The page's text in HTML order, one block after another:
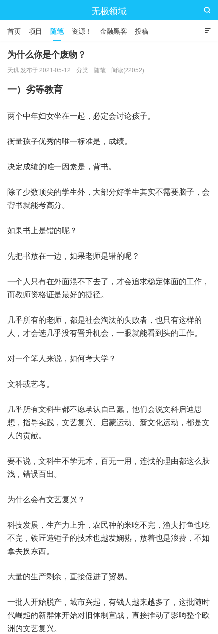
无极领域

首页 项目 随笔 资源！ 金融黑客 投稿

为什么你是个废物？
天玑 发布于 2021-05-12 分类： 随笔 阅读(22052)
一）劣等教育
两个中年妇女坐在一起，必定会讨论孩子。
衡量孩子优秀的唯一标准是，成绩。
决定成绩的唯一因素是，背书。
除了少数顶尖的学生外，大部分好学生其实不需要脑子，会
背书就能考高分。
如果书上是错的呢？
先把书放在一边，如果老师是错的呢？
一个人只有在外面混不下去了，才会追求稳定体面的工作，
而教师资格证是最好的捷径。
几乎所有的老师，都是社会淘汰的失败者，也只有这样的
人，才会选几乎没有晋升机会，一眼就能看到头的工作。
对一个笨人来说，如何考大学？
文科或艺考。
几乎所有文科生都不愿承认自己蠢，他们会说文科启迪思
想，指导实践，文艺复兴、启蒙运动、新文化运动，都是文
人的贡献。
要不说，文科生不学无术，百无一用，连找的理由都这么肤
浅，错误百出。
为什么会有文艺复兴？
科技发展，生产力上升，农民种的米吃不完，渔夫打鱼也吃
不完，铁匠造锤子的技术也越发娴熟，放着也是浪费，不如
拿去换东西。
大量的生产剩余，直接促进了贸易。
一批人开始脱产，城市兴起，有钱人越来越多了，这批随时
代崛起的新群体开始对旧体制宣战，直接推动了影响整个欧
洲的文艺复兴。